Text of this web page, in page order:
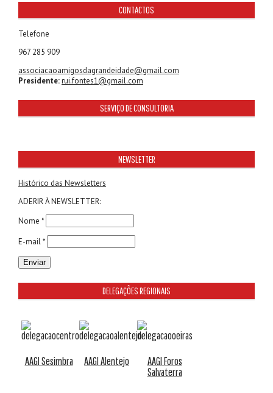
CONTACTOS
Telefone
967 285 909
associacaoamigosdagrandeidade@gmail.com
Presidente:rui.fontes1@gmail.com
SERVIÇO DE CONSULTORIA
NEWSLETTER
Histórico das Newsletters
ADERIR À NEWSLETTER:
Nome *
E-mail *
DELEGAÇÕES REGIONAIS
AAGI Sesimbra AAGI Alentejo
AAGI Foros
Salvaterra